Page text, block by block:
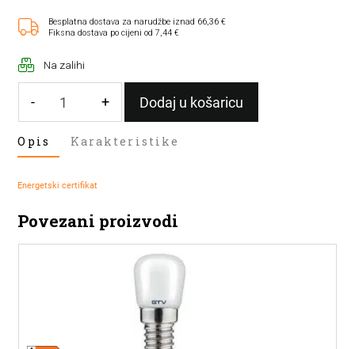
Besplatna dostava za narudžbe iznad 66,36 €
Fiksna dostava po cijeni od 7,44 €
Na zalihi
-
ŽARULJA
količina
+ Dodaj u košaricu
Opis Karakteristike
Energetski certifikat
Povezani proizvodi